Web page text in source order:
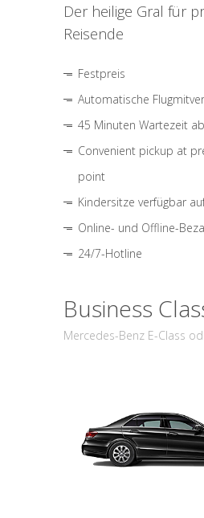
Der heilige Gral für
Reisende
Festpreis
Automatische
45 Minuten Wartezeit
Convenient pickup at
point
Kindersitze verfügbar
Online- und Offline-
24/7-Hotline
Business
Mercedes-Benz E-Class